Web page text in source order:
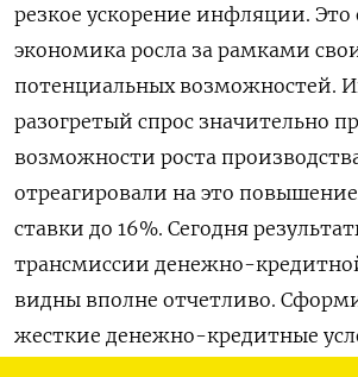
резкое ускорение инфляции. Это
экономика росла за рамками
потенциальных возможностей.
разогретый спрос значительно
возможности роста
отреагировали на это
ставки до 16%. Сегодня
трансмиссии денежно-
видны вполне отчетливо.
жесткие денежно-кредитные